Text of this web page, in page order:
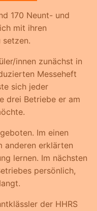
170 Neunt- und
mit ihren
setzen.
innen zunächst in
Messeheft
sich jeder
drei Betriebe er am
Im einen
anderen erklärten
lernen. Im nächsten
persönlich,
der HHRS